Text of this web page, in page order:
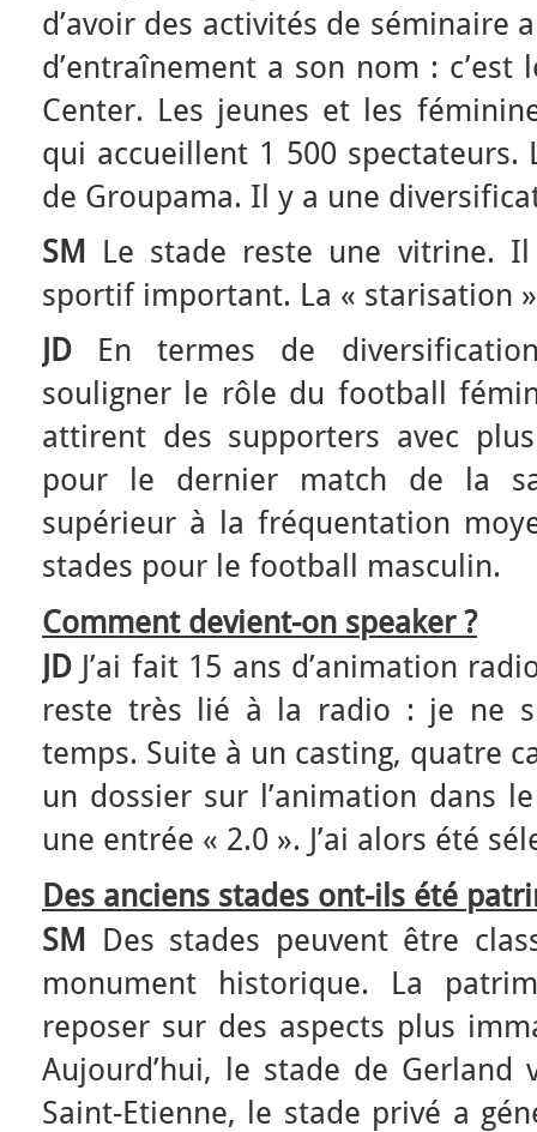
d’avoir des activités de séminaire
d’entraînement a son nom : c’est
Center. Les jeunes et les
qui accueillent 1 500 spectateurs.
de Groupama. Il y a une
SM
Le stade reste une vitrine.
sportif important. La « starisation
JD En termes de
souligner le rôle du football
attirent des supporters avec
pour le dernier match de la
supérieur à la fréquentation
stades pour le football masculin.
Comment devient-on speaker ?
JD J’ai fait 15 ans d’animation
reste très lié à la radio : je ne
temps. Suite à un casting, quatre
un dossier sur l’animation dans
une entrée « 2.0 ». J’ai alors été
Des anciens stades ont-ils été
SM
Des stades peuvent être
monument historique. La
reposer sur des aspects plus
Aujourd’hui, le stade de Gerland
Saint-Etienne, le stade privé a